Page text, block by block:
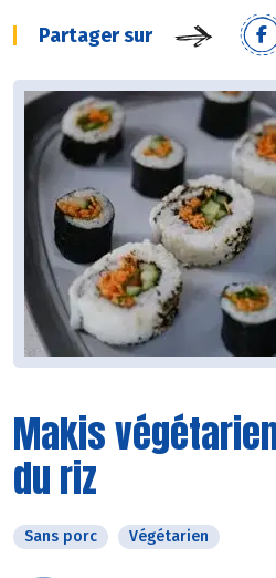
Partager sur
Makis
du riz
Sans porc Végétarien